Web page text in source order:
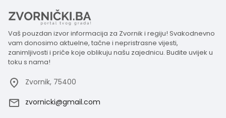
Vaš pouzdan izvor informacija za Zvornik i regiju! Svakodnevno
vam donosimo aktuelne, tačne i nepristrasne vijesti,
zanimljivosti i priče koje oblikuju našu zajednicu. Budite uvijek u
toku s nama!
Zvornik, 75400
zvornicki@gmail.com